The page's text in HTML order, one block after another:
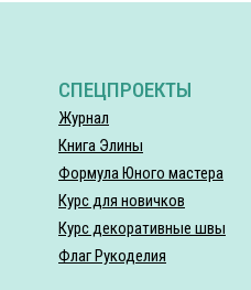
СПЕЦПРОЕКТЫ
Журнал
Книга Элины
Формула Юного мастера
Курс для новичков
Курс декоративные швы
Флаг Рукоделия